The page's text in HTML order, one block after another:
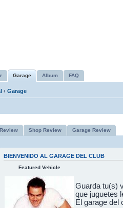
Garage Album FAQ
‹ Garage
Shop Review Garage Review
BIENVENIDO AL GARAGE DEL CLUB
Featured Vehicle
Guarda tu(s)
que juguetes
El garage del